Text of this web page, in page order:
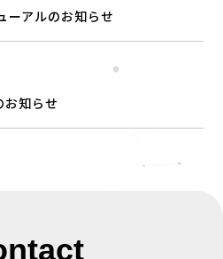
ーアルのお知らせ
お知らせ